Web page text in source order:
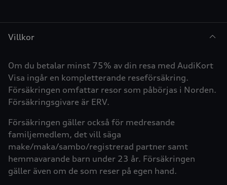
Villkor
Om du betalar minst 75% av din resa med AudiKort
Visa ingår en kompletterande reseförsäkring.
Försäkringen omfattar resor som påbörjas i Norden.
Försäkringsgivare är ERV.
Försäkringen gäller också för medresande
familjemedlem, det vill säga
make/maka/sambo/registrerad partner samt
hemmavarande barn under 23 år. Försäkringen
gäller även om de som reser på egen hand.